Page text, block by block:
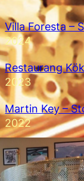
Villa Foresta –
2024
Restaurang
2023
Martin Key –
2022